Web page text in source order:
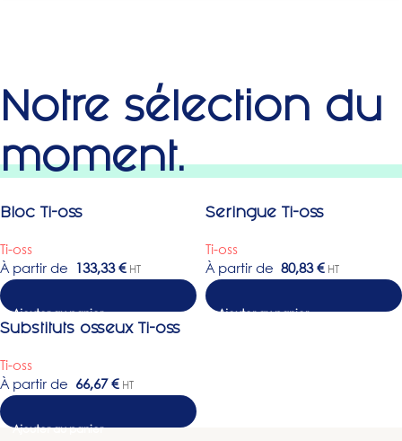
Notre sélection du
moment.
Bloc Ti-oss
Ti-oss
À partir de
133,33 € HT
Seringue Ti-oss
Ti-oss
À partir de
80,83 € HT
Substituts osseux Ti-oss
Ti-oss
À partir de
66,67 € HT